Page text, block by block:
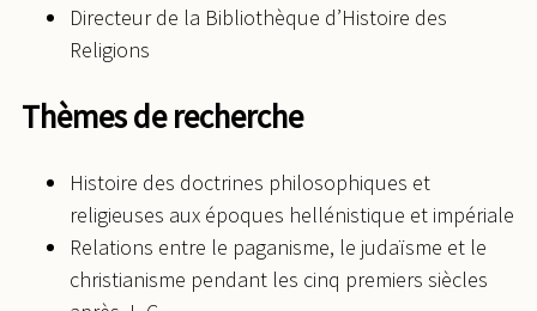
Directeur de la Bibliothèque d’Histoire des
Religions
Thèmes de recherche
Histoire des doctrines philosophiques et
religieuses aux époques hellénistique et impériale
Relations entre le paganisme, le judaïsme et le
christianisme pendant les cinq premiers siècles